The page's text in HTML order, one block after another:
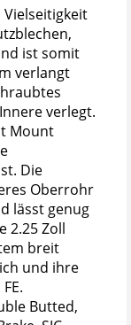
Vielseitigkeit
ist somit
verlangt
verlegt.
Mount
Die
Oberrohr
lässt genug
2.25 Zoll
breit
und ihre
Butted,